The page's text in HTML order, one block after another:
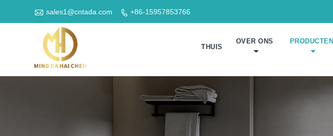
 sales1@cntada.com  +86-15957853766
THUIS
OVER ONS PRODUCTEN